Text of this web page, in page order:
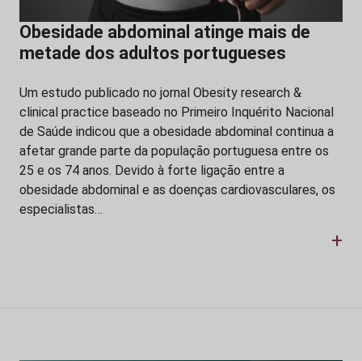
Obesidade abdominal atinge mais de
metade dos adultos portugueses
Um estudo publicado no jornal Obesity research &
clinical practice baseado no Primeiro Inquérito Nacional
de Saúde indicou que a obesidade abdominal continua a
afetar grande parte da população portuguesa entre os
25 e os 74 anos. Devido à forte ligação entre a
obesidade abdominal e as doenças cardiovasculares, os
especialistas…
+